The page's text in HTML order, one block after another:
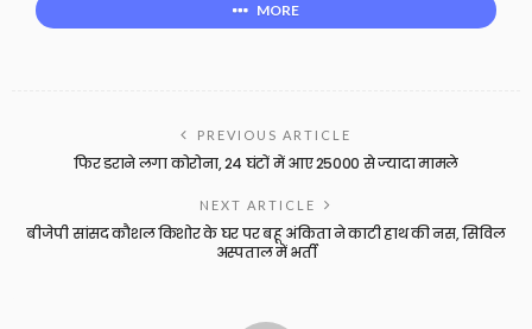
MORE
PREVIOUS ARTICLE
फिर डराने लगा कोरोना, 24 घंटों में आए 25000 से ज्यादा मामले
NEXT ARTICLE
बीजेपी सांसद कौशल किशोर के घर पर बहू अंकिता ने काटी हाथ की नस, सिविल
अस्पताल में भर्ती